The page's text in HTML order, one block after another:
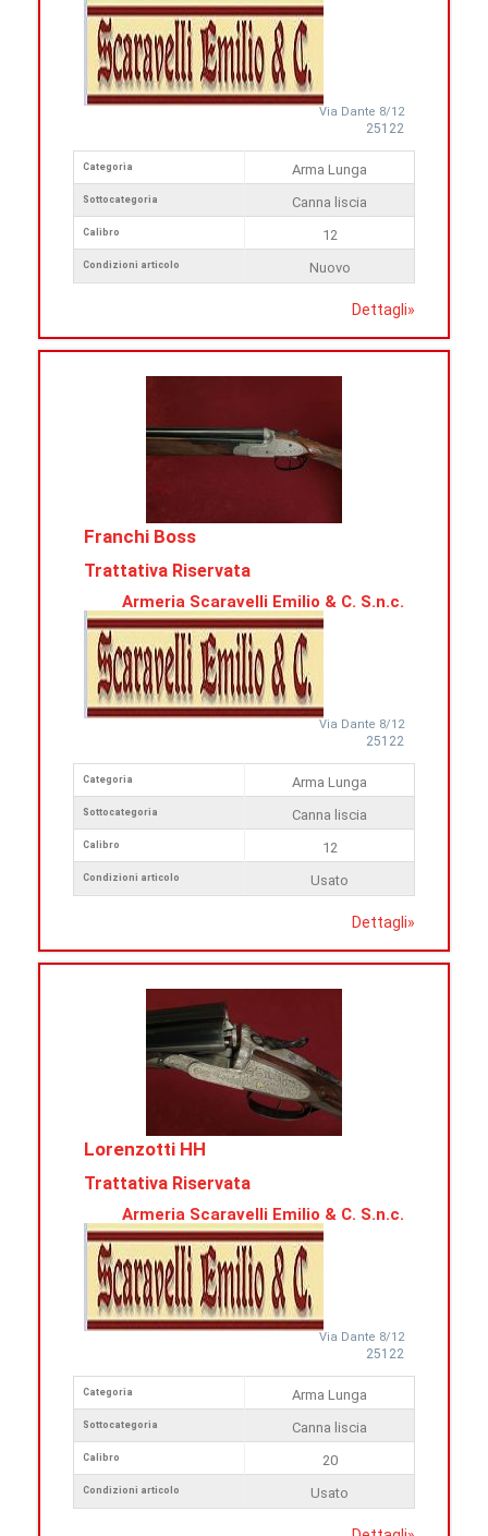
Via Dante 8/12
25122
Categoria
Sottocategoria
Calibro
Condizioni articolo
Arma Lunga
Canna liscia
12
Nuovo
Dettagli»
Franchi Boss
Trattativa Riservata
Armeria Scaravelli Emilio & C. S.n.c.
Via Dante 8/12
25122
Categoria
Sottocategoria
Calibro
Condizioni articolo
Arma Lunga
Canna liscia
12
Usato
Dettagli»
Lorenzotti HH
Trattativa Riservata
Armeria Scaravelli Emilio & C. S.n.c.
Via Dante 8/12
25122
Categoria
Sottocategoria
Calibro
Condizioni articolo
Arma Lunga
Canna liscia
20
Usato